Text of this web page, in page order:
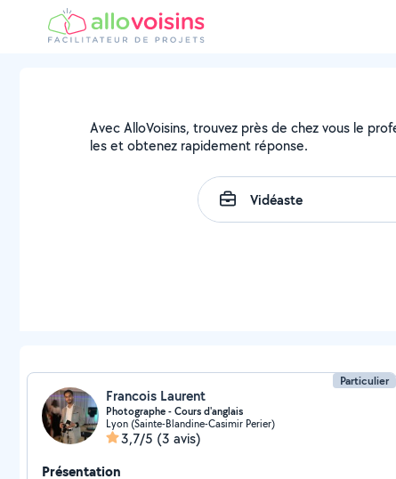
Avec AlloVoisins, trouvez près de chez vous le
les et obtenez rapidement réponse.
Particulier
Francois Laurent
Photographe - Cours d'anglais
Lyon (Sainte-Blandine-Casimir Perier)
3,7/5 (3 avis)
Présentation